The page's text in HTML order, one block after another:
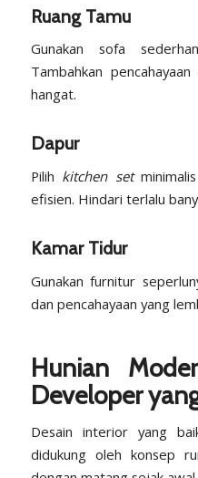
Ruang Tamu
Gunakan sofa
Tambahkan
hangat.
Dapur
Pilih kitchen set
efisien. Hindari terlalu
Kamar Tidur
Gunakan furnitur
dan pencahayaan yang
Hunian
Developer
Desain interior yang
didukung oleh konsep